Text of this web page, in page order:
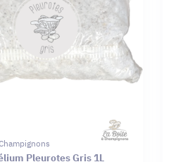
Pleurotes Gris 1L